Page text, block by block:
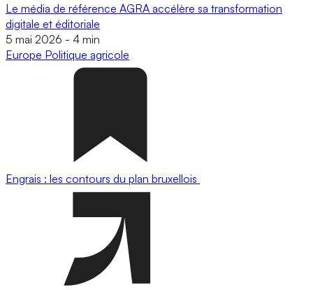
Le média de référence AGRA accélère sa transformation
digitale et éditoriale
5 mai 2026 - 4 min
Europe Politique agricole
Engrais : les contours du plan bruxellois